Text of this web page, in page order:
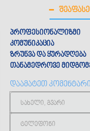
ნია ონიაშვილის კლინიკა
თბილისი, ბეჟან
(032) 275 29 96
info@baiebi.ge
პროფესიონალიზმი
კომუნიკაცია
ზრუნვა და ყურადღება
თანამედროვე
დაამატეთ კომენტარი